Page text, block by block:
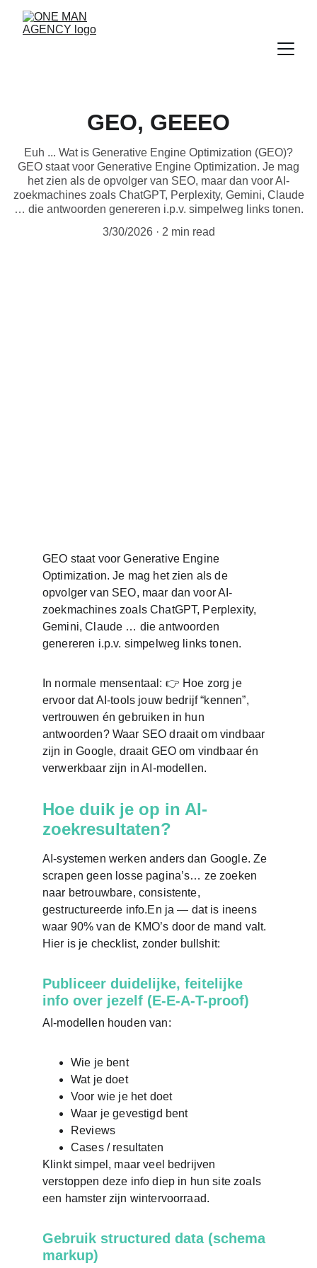
GEO, GEEEO
Euh ... Wat is Generative Engine Optimization (GEO)?
GEO staat voor Generative Engine Optimization. Je mag
het zien als de opvolger van SEO, maar dan voor AI-
zoekmachines zoals ChatGPT, Perplexity, Gemini, Claude
… die antwoorden genereren i.p.v. simpelweg links tonen.
3/30/2026
2 min read
GEO staat voor Generative Engine
Optimization. Je mag het zien als de
opvolger van SEO, maar dan voor AI-
zoekmachines zoals ChatGPT, Perplexity,
Gemini, Claude … die antwoorden
genereren i.p.v. simpelweg links tonen.
In normale mensentaal: 👉 Hoe zorg je
ervoor dat AI-tools jouw bedrijf “kennen”,
vertrouwen én gebruiken in hun
antwoorden? Waar SEO draait om vindbaar
zijn in Google, draait GEO om vindbaar én
verwerkbaar zijn in AI-modellen.
Hoe duik je op in AI-
zoekresultaten?
AI-systemen werken anders dan Google. Ze
scrapen geen losse pagina’s… ze zoeken
naar betrouwbare, consistente,
gestructureerde info.En ja — dat is ineens
waar 90% van de KMO’s door de mand valt.
Hier is je checklist, zonder bullshit:
Publiceer duidelijke, feitelijke
info over jezelf (E-E-A-T-proof)
AI-modellen houden van:
Wie je bent
Wat je doet
Voor wie je het doet
Waar je gevestigd bent
Reviews
Cases / resultaten
Klinkt simpel, maar veel bedrijven
verstoppen deze info diep in hun site zoals
een hamster zijn wintervoorraad.
Gebruik structured data (schema
markup)